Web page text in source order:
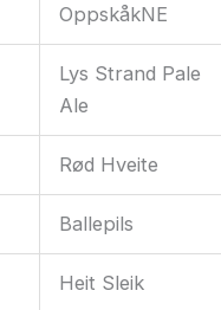
OppskåkNE
Lys Strand Pale
Ale
Rød Hveite
Ballepils
Heit Sleik